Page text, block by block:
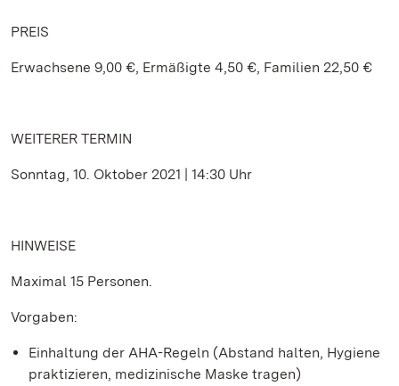
PREIS
Erwachsene 9,00 €, Ermäßigte 4,50 €, Familien 22,50 €
WEITERER TERMIN
Sonntag, 10. Oktober 2021 | 14:30 Uhr
HINWEISE
Maximal 15 Personen.
Vorgaben:
Einhaltung der AHA-Regeln (Abstand halten, Hygiene
praktizieren, medizinische Maske tragen)